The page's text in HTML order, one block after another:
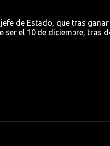
de Estado, que tras
el 10 de diciembre, tras